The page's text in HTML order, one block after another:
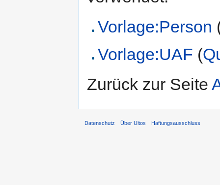
Vorlage:Person
Vorlage:UAF (
Zurück zur Seite
Datenschutz Über Ultos Haftungsausschluss